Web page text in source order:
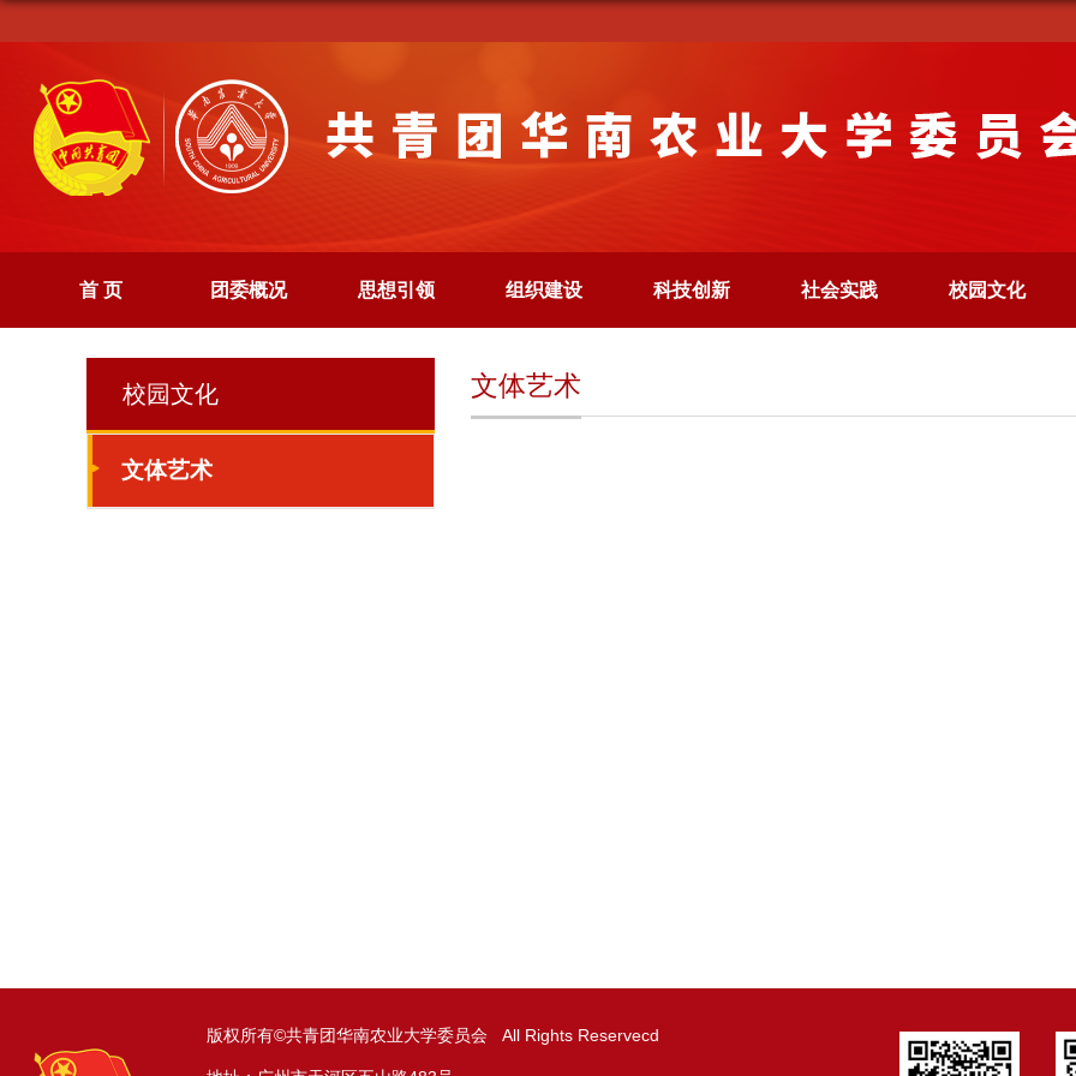
首 页 团委概况 思想引领 组织建设 科技创新 社会实践 校园文化
校园文化
文体艺术
文体艺术
版权所有©共青团华南农业大学委员会 All Rights Reservecd